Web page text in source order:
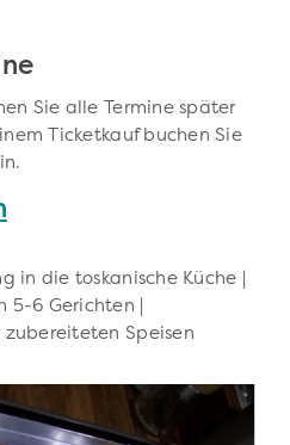
Sie alle Termine später
Ticketkauf buchen Sie
in die toskanische Küche |
5-6 Gerichten |
zubereiteten Speisen